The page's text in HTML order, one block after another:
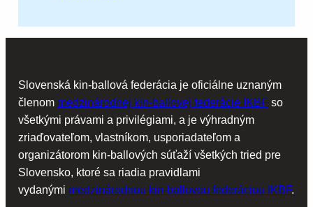
Slovenská kin-ballová federácia je oficiálne uznaným
členom medzinárodnej kin-ballovej federácie IKBFso
všetkými právami a privilégiami, a je výhradným
zriaďovateľom, vlastníkom, usporiadateľom a
organizátorom kin-ballových súťaží všetkých tried pre
Slovensko, ktoré sa riadia pravidlami
vydanými medzinárodnou kin-ballovou federáciou IKBF.